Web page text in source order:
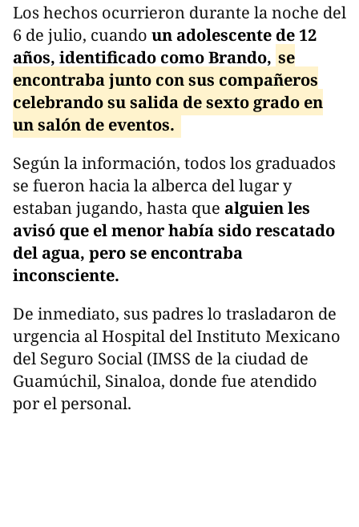
Los hechos ocurrieron durante la noche del
6 de julio, cuando un adolescente de 12
años, identificado como Brando, se
encontraba junto con sus compañeros
celebrando su salida de sexto grado en
un salón de eventos.
Según la información, todos los graduados
se fueron hacia la alberca del lugar y
estaban jugando, hasta que alguien les
avisó que el menor había sido rescatado
del agua, pero se encontraba
inconsciente.
De inmediato, sus padres lo trasladaron de
urgencia al Hospital del Instituto Mexicano
del Seguro Social (IMSS de la ciudad de
Guamúchil, Sinaloa, donde fue atendido
por el personal.